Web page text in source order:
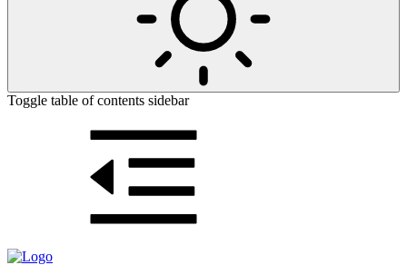
Toggle table of contents sidebar